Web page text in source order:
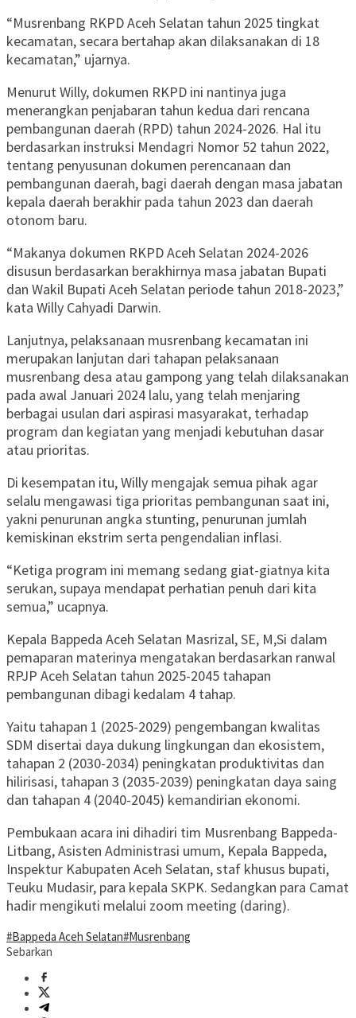
“Musrenbang RKPD Aceh Selatan tahun 2025 tingkat
kecamatan, secara bertahap akan dilaksanakan di 18
kecamatan,” ujarnya.
Menurut Willy, dokumen RKPD ini nantinya juga
menerangkan penjabaran tahun kedua dari rencana
pembangunan daerah (RPD) tahun 2024-2026. Hal itu
berdasarkan instruksi Mendagri Nomor 52 tahun 2022,
tentang penyusunan dokumen perencanaan dan
pembangunan daerah, bagi daerah dengan masa jabatan
kepala daerah berakhir pada tahun 2023 dan daerah
otonom baru.
“Makanya dokumen RKPD Aceh Selatan 2024-2026
disusun berdasarkan berakhirnya masa jabatan Bupati
dan Wakil Bupati Aceh Selatan periode tahun 2018-2023,”
kata Willy Cahyadi Darwin.
Lanjutnya, pelaksanaan musrenbang kecamatan ini
merupakan lanjutan dari tahapan pelaksanaan
musrenbang desa atau gampong yang telah dilaksanakan
pada awal Januari 2024 lalu, yang telah menjaring
berbagai usulan dari aspirasi masyarakat, terhadap
program dan kegiatan yang menjadi kebutuhan dasar
atau prioritas.
Di kesempatan itu, Willy mengajak semua pihak agar
selalu mengawasi tiga prioritas pembangunan saat ini,
yakni penurunan angka stunting, penurunan jumlah
kemiskinan ekstrim serta pengendalian inflasi.
“Ketiga program ini memang sedang giat-giatnya kita
serukan, supaya mendapat perhatian penuh dari kita
semua,” ucapnya.
Kepala Bappeda Aceh Selatan Masrizal, SE, M,Si dalam
pemaparan materinya mengatakan berdasarkan ranwal
RPJP Aceh Selatan tahun 2025-2045 tahapan
pembangunan dibagi kedalam 4 tahap.
Yaitu tahapan 1 (2025-2029) pengembangan kwalitas
SDM disertai daya dukung lingkungan dan ekosistem,
tahapan 2 (2030-2034) peningkatan produktivitas dan
hilirisasi, tahapan 3 (2035-2039) peningkatan daya saing
dan tahapan 4 (2040-2045) kemandirian ekonomi.
Pembukaan acara ini dihadiri tim Musrenbang Bappeda-
Litbang, Asisten Administrasi umum, Kepala Bappeda,
Inspektur Kabupaten Aceh Selatan, staf khusus bupati,
Teuku Mudasir, para kepala SKPK. Sedangkan para Camat
hadir mengikuti melalui zoom meeting (daring).
#Bappeda Aceh Selatan#Musrenbang
Sebarkan